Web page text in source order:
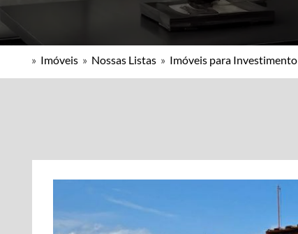
» Imóveis » Nossas Listas » Imóveis para Investimento